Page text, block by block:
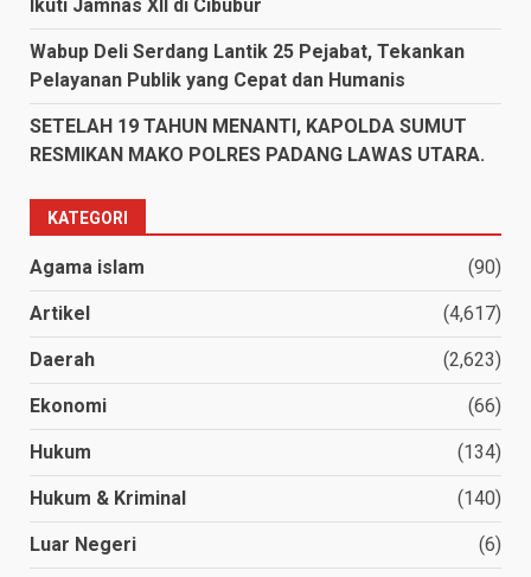
Ikuti Jamnas XII di Cibubur
Wabup Deli Serdang Lantik 25 Pejabat, Tekankan
Pelayanan Publik yang Cepat dan Humanis
SETELAH 19 TAHUN MENANTI, KAPOLDA SUMUT
RESMIKAN MAKO POLRES PADANG LAWAS UTARA.
KATEGORI
Agama islam (90)
Artikel (4,617)
Daerah (2,623)
Ekonomi (66)
Hukum (134)
Hukum & Kriminal (140)
Luar Negeri (6)